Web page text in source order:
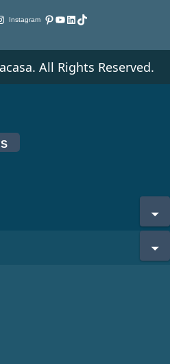
Instagram Pinterest
YouTube
LinkedIn
TikTok
All Rights Reserved.